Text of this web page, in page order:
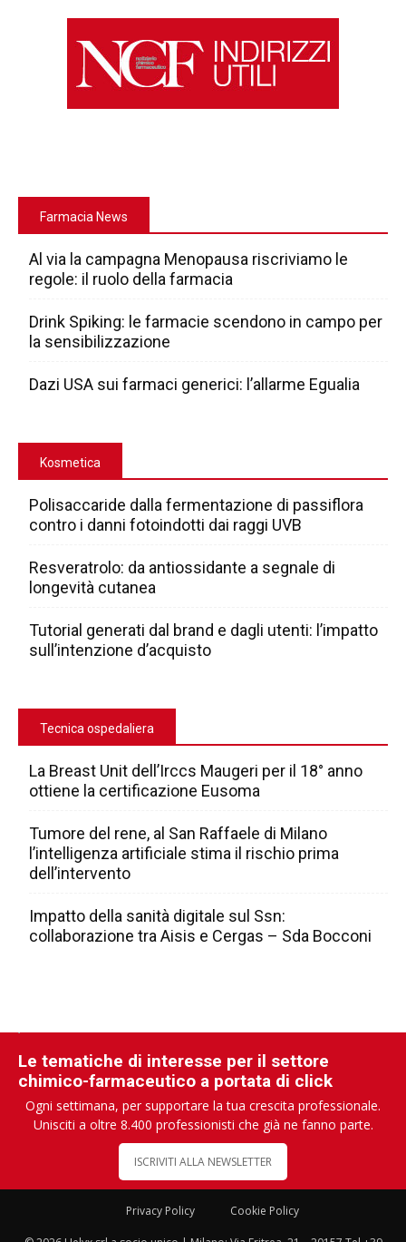
Farmacia News
Al via la campagna Menopausa riscriviamo le
regole: il ruolo della farmacia
Drink Spiking: le farmacie scendono in campo per
la sensibilizzazione
Dazi USA sui farmaci generici: l’allarme Egualia
Kosmetica
Polisaccaride dalla fermentazione di passiflora
contro i danni fotoindotti dai raggi UVB
Resveratrolo: da antiossidante a segnale di
longevità cutanea
Tutorial generati dal brand e dagli utenti: l’impatto
sull’intenzione d’acquisto
Tecnica ospedaliera
La Breast Unit dell’Irccs Maugeri per il 18° anno
ottiene la certificazione Eusoma
Tumore del rene, al San Raffaele di Milano
l’intelligenza artificiale stima il rischio prima
dell’intervento
Impatto della sanità digitale sul Ssn:
collaborazione tra Aisis e Cergas – Sda Bocconi
Le tematiche di interesse per il settore
chimico-farmaceutico a portata di click
Ogni settimana, per supportare la tua crescita professionale.
Unisciti a oltre 8.400 professionisti che già ne fanno parte.
ISCRIVITI ALLA NEWSLETTER
Privacy Policy Cookie Policy